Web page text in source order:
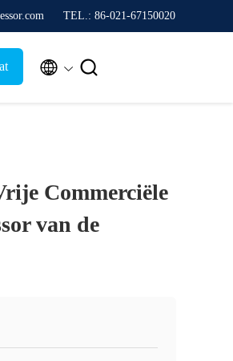
TEL.: 86-021-67150020
 
Commerciële
van de